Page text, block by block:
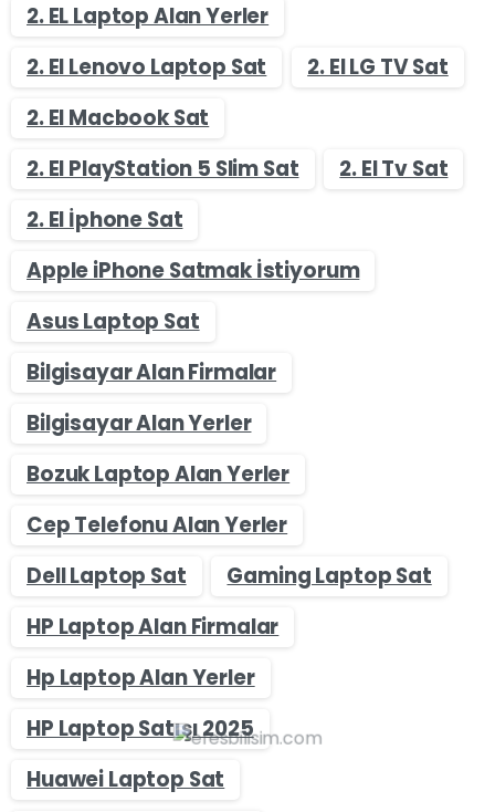
2. EL Laptop Alan Yerler
2. El Lenovo Laptop Sat
2. El LG TV Sat
2. El Macbook Sat
2. El PlayStation 5 Slim Sat
2. El Tv Sat
2. El İphone Sat
Apple iPhone Satmak İstiyorum
Asus Laptop Sat
Bilgisayar Alan Firmalar
Bilgisayar Alan Yerler
Bozuk Laptop Alan Yerler
Cep Telefonu Alan Yerler
Dell Laptop Sat
Gaming Laptop Sat
HP Laptop Alan Firmalar
Hp Laptop Alan Yerler
HP Laptop Satışı 2025
Huawei Laptop Sat